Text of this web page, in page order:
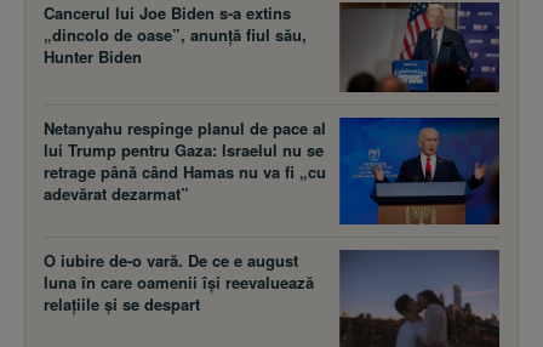
Cancerul lui Joe Biden s-a extins
„dincolo de oase”, anunță fiul său,
Hunter Biden
Netanyahu respinge planul de pace al
lui Trump pentru Gaza: Israelul nu se
retrage până când Hamas nu va fi „cu
adevărat dezarmat”
O iubire de-o vară. De ce e august
luna în care oamenii își reevaluează
relațiile și se despart